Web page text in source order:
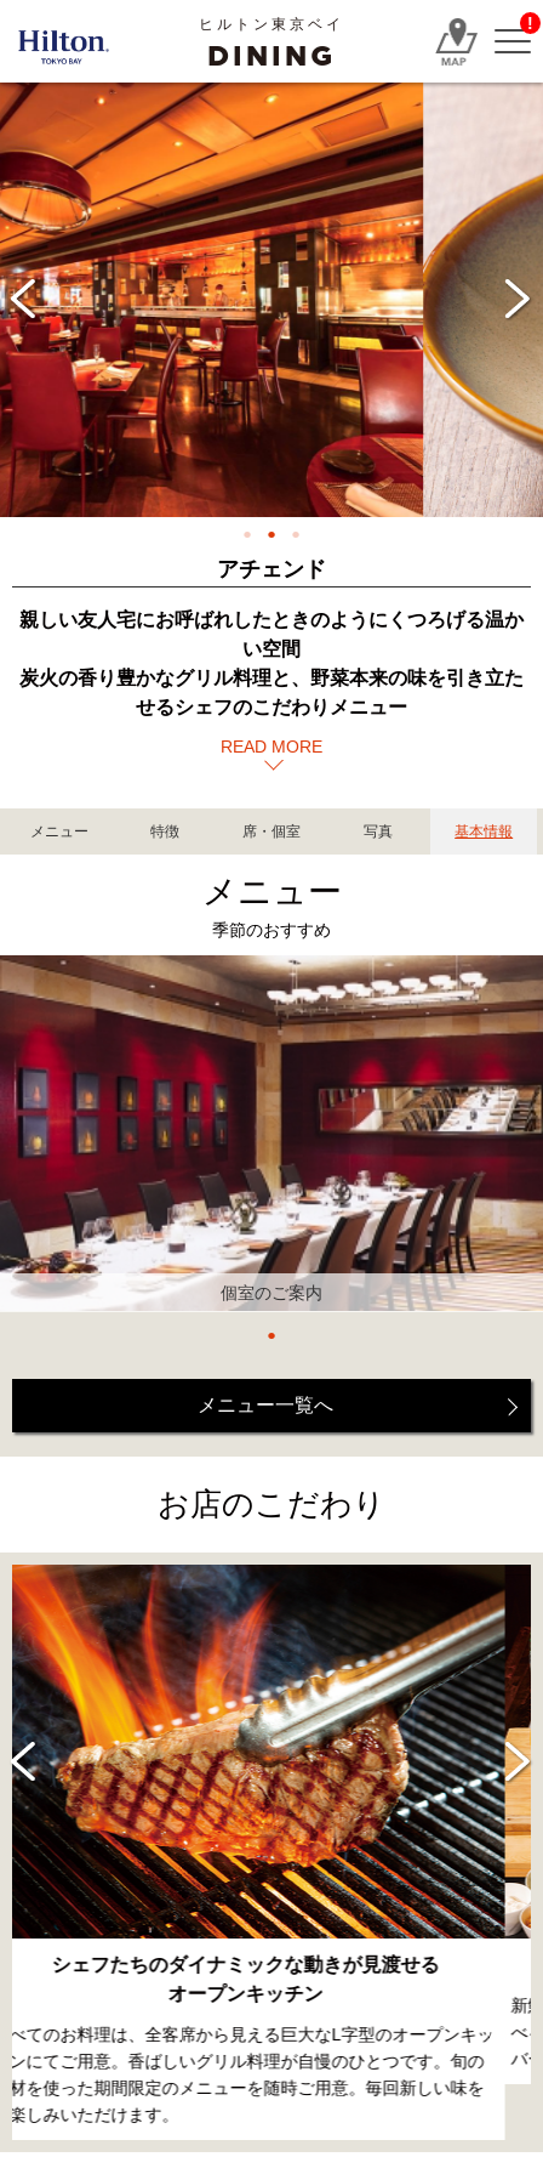
ヒルトン東京ベイ
DINING
!
アチェンド
親しい友人宅にお呼ばれしたときのようにくつろげる温か
い空間
炭火の香り豊かなグリル料理と、野菜本来の味を引き立た
せるシェフのこだわりメニュー
READ MORE
メニュー 特徴 席・個室 写真 基本情報
メニュー
季節のおすすめ
個室のご案内
メニュー一覧へ
お店のこだわり
ランチは、あなただけのたっぷりサラダを！
新鮮な野菜や北海道モッツァレラチーズを含む20品目以上から選
べるサラダバーや、フルーツなどが入ったフレーバーウォーター
バーが付くセットメニューをご用意しています。